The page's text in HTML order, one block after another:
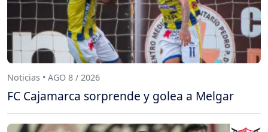
Noticias • AGO 8 / 2026
FC Cajamarca sorprende y golea a Melgar